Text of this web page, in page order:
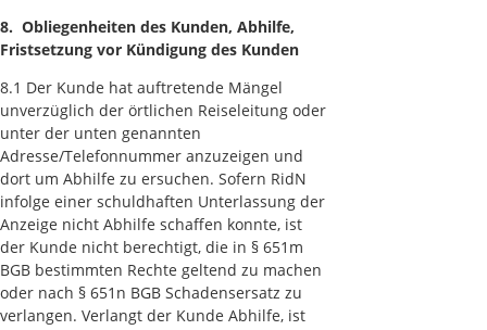
8. Obliegenheiten des Kunden, Abhilfe,
Fristsetzung vor Kündigung des Kunden
8.1 Der Kunde hat auftretende Mängel
unverzüglich der örtlichen Reiseleitung oder
unter der unten genannten
Adresse/Telefonnummer anzuzeigen und
dort um Abhilfe zu ersuchen. Sofern RidN
infolge einer schuldhaften Unterlassung der
Anzeige nicht Abhilfe schaffen konnte, ist
der Kunde nicht berechtigt, die in § 651m
BGB bestimmten Rechte geltend zu machen
oder nach § 651n BGB Schadensersatz zu
verlangen. Verlangt der Kunde Abhilfe, ist